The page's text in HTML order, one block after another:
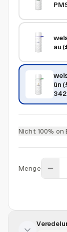
au
ün
Nicht 100% on
Menge